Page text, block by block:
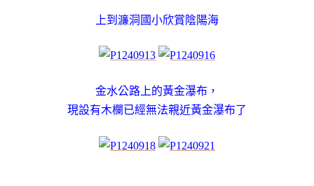
上到濂洞國小欣賞陰陽海
金水公路上的黃金瀑布，
現設有木欄已經無法親近黃金瀑布了